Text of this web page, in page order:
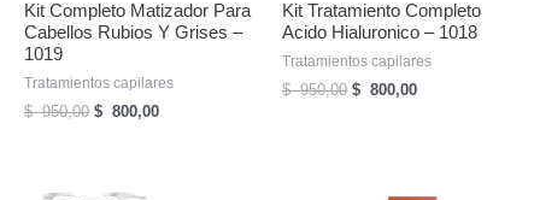
Kit Completo Matizador Para
Cabellos Rubios Y Grises –
1019
Tratamientos capilares
$950,00 El
$ 800,00El
Kit Tratamiento Completo
Acido Hialuronico – 1018
Tratamientos capilares
$950,00 El
$ 800,00El